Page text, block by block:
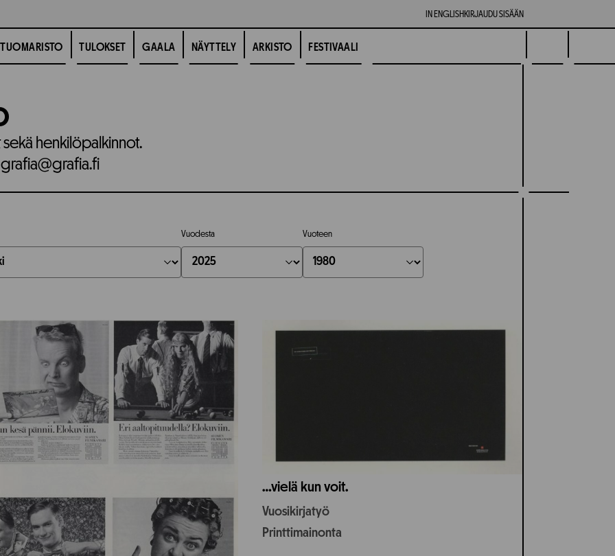
IN ENGLISH KIRJAUDU SISÄÄN
TUOMARISTO TULOKSET GAALA NÄYTTELY ARKISTO FESTIVAALI
sekä henkilöpalkinnot.
grafia@grafia.fi
Vuodesta Vuoteen
…vielä kun voit.
Vuosikirjatyö
Printtimainonta